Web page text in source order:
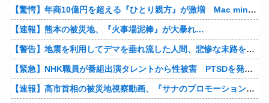
【驚愕】年商10億円を超える『ひとり親方』が激増 Mac miniを大量購入しAIを従業員に
【速報】熊本の被災地、『火事場泥棒』が大暴れ…
【警告】地震を利用してデマを垂れ流した人間、悲惨な末路を迎える…
【緊急】NHK職員が番組出演タレントから性被害 PTSDを発症し休職へ
【速報】高市首相の被災地視察動画、『サナのプロモーションビデオ』すぎて炎上